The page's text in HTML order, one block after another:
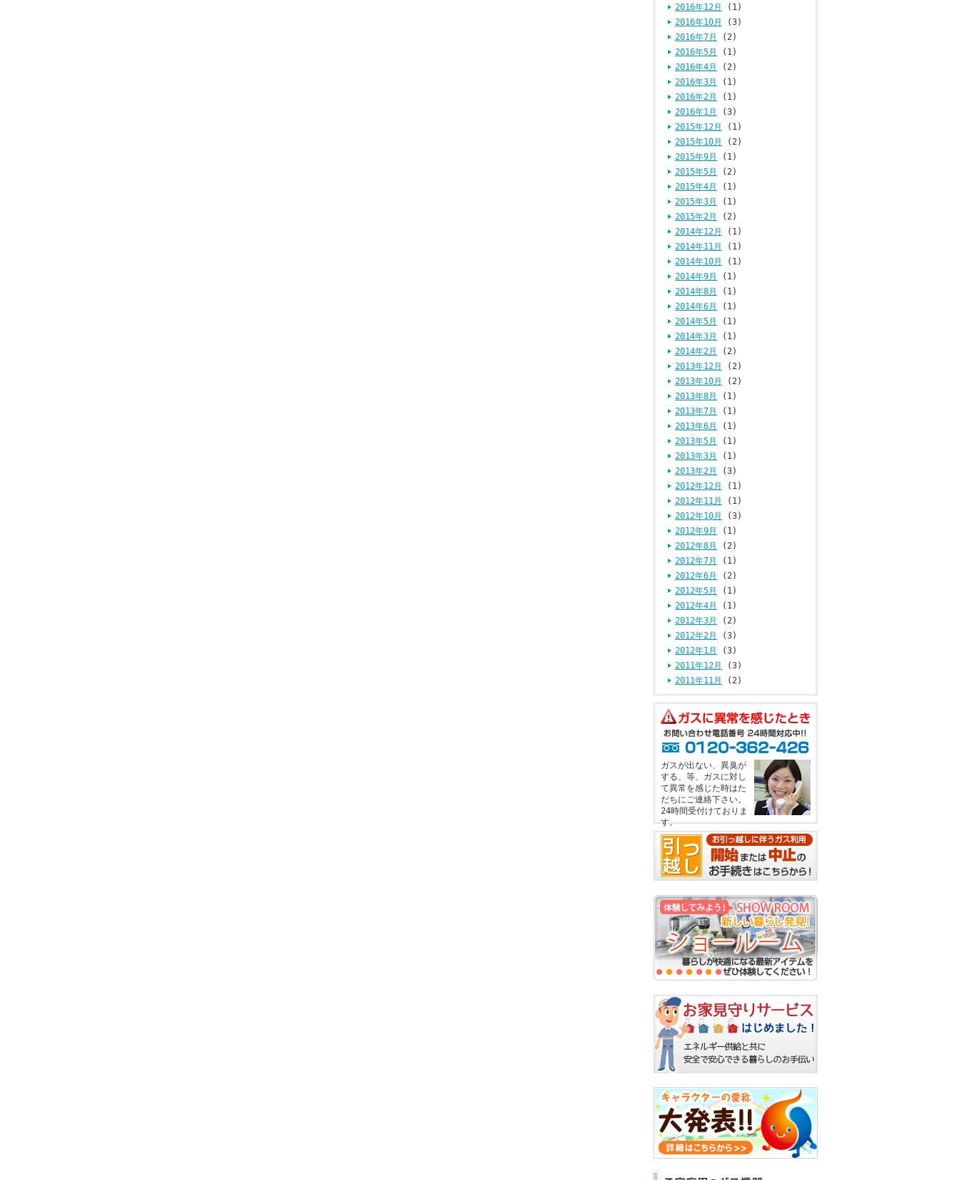
2016年12月
(1)
2016年10月
(3)
2016年7月
(2)
2016年5月
(1)
2016年4月
(2)
2016年3月
(1)
2016年2月
(1)
2016年1月
(3)
2015年12月
(1)
2015年10月
(2)
2015年9月
(1)
2015年5月
(2)
2015年4月
(1)
2015年3月
(1)
2015年2月
(2)
2014年12月
(1)
2014年11月
(1)
2014年10月
(1)
2014年9月
(1)
2014年8月
(1)
2014年6月
(1)
2014年5月
(1)
2014年3月
(1)
2014年2月
(2)
2013年12月
(2)
2013年10月
(2)
2013年8月
(1)
2013年7月
(1)
2013年6月
(1)
2013年5月
(1)
2013年3月
(1)
2013年2月
(3)
2012年12月
(1)
2012年11月
(1)
2012年10月
(3)
2012年9月
(1)
2012年8月
(2)
2012年7月
(1)
2012年6月
(2)
2012年5月
(1)
2012年4月
(1)
2012年3月
(2)
2012年2月
(3)
2012年1月
(3)
2011年12月
(3)
2011年11月
(2)
ガスが出ない、異臭が
する、等、ガスに対し
て異常を感じた時はた
だちにご連絡下さい。
24時間受付けておりま
す。